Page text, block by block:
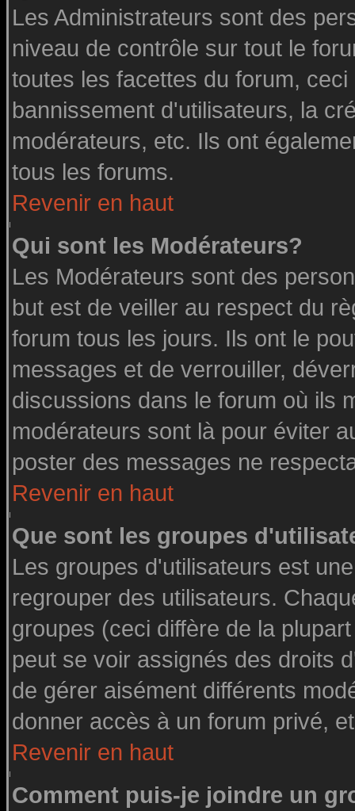
Les Administrateurs sont des
niveau de contrôle sur tout le
toutes les facettes du forum,
bannissement d'utilisateurs, la
modérateurs, etc. Ils ont
tous les forums.
Revenir en haut
Qui sont les Modérateurs?
Les Modérateurs sont des
but est de veiller au respect du
forum tous les jours. Ils ont le
messages et de verrouiller,
discussions dans le forum où ils
modérateurs sont là pour éviter
poster des messages ne
Revenir en haut
Que sont les groupes
Les groupes d'utilisateurs est
regrouper des utilisateurs.
groupes (ceci diffère de la
peut se voir assignés des droits
de gérer aisément différents
donner accès à un forum privé,
Revenir en haut
Comment puis-je joindre un